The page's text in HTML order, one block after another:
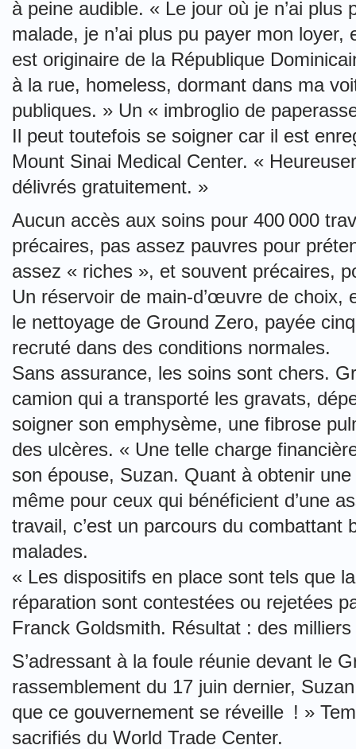
à peine audible. « Le jour où je n’ai plus
malade, je n’ai plus pu payer mon
est originaire de la République
à la rue, homeless, dormant dans ma
publiques. » Un « imbroglio de
Il peut toutefois se soigner car il est
Mount Sinai Medical Center. «
délivrés gratuitement. »
Aucun accès aux soins pour 400 000
précaires, pas assez pauvres pour
assez « riches », et souvent précaires,
Un réservoir de main-d’œuvre de choix,
le nettoyage de Ground Zero, payée
recruté dans des conditions normales.
Sans assurance, les soins sont chers.
camion qui a transporté les gravats,
soigner son emphysème, une fibrose
des ulcères. « Une telle charge
son épouse, Suzan. Quant à obtenir
même pour ceux qui bénéficient d’une
travail, c’est un parcours du combattant
malades.
« Les dispositifs en place sont tels que
réparation sont contestées ou rejetées
Franck Goldsmith. Résultat : des
S’adressant à la foule réunie devant le
rassemblement du 17 juin dernier,
que ce gouvernement se réveille ! »
sacrifiés du World Trade Center.